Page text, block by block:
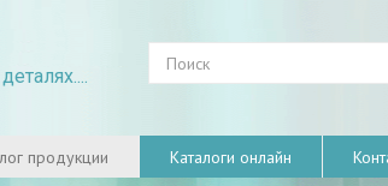
продукции Каталоги онлайн